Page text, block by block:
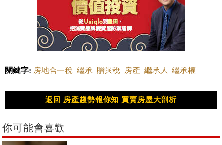
關鍵字: 房地合一稅 繼承 贈與稅 房產 繼承人 繼承權
返回 房產趨勢報你知 買賣房屋大剖析
你可能會喜歡